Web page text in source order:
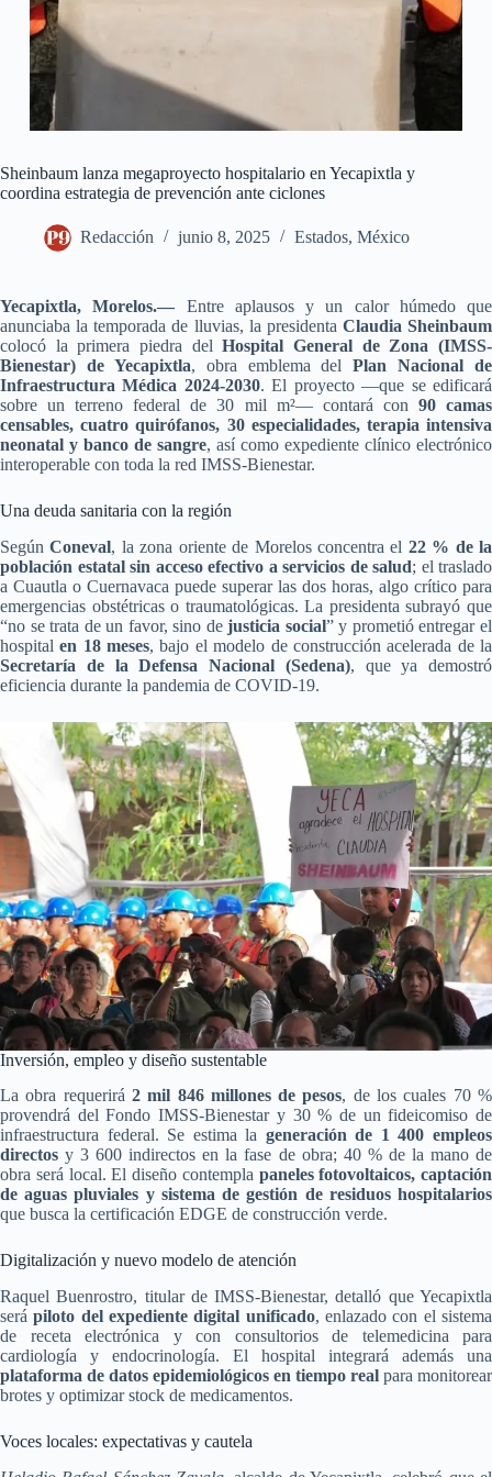
Sheinbaum lanza megaproyecto hospitalario en Yecapixtla y
coordina estrategia de prevención ante ciclones
Redacción junio 8, 2025 Estados, México
Yecapixtla, Morelos.— Entre aplausos y un calor húmedo que
anunciaba la temporada de lluvias, la presidenta Claudia Sheinbaum
colocó la primera piedra delHospital General de Zona (IMSS-
Bienestar) de Yecapixtla, obra emblema delPlan Nacional de
Infraestructura Médica 2024-2030. El proyecto —que se edificará
sobre un terreno federal de 30 mil m²— contará con 90 camas
censables, cuatro quirófanos, 30 especialidades, terapia intensiva
neonatal y banco de sangre, así como expediente clínico electrónico
interoperable con toda la red IMSS-Bienestar.
Una deuda sanitaria con la región
SegúnConeval, la zona oriente de Morelos concentra el 22 % de la
población estatal sin acceso efectivo a servicios de salud; el traslado
a Cuautla o Cuernavaca puede superar las dos horas, algo crítico para
emergencias obstétricas o traumatológicas. La presidenta subrayó que
“no se trata de un favor, sino dejusticia social” y prometió entregar el
hospitalen 18 meses, bajo el modelo de construcción acelerada de la
Secretaría de la Defensa Nacional (Sedena), que ya demostró
eficiencia durante la pandemia de COVID-19.
Inversión, empleo y diseño sustentable
La obra requerirá 2 mil 846 millones de pesos, de los cuales 70 %
provendrá del Fondo IMSS-Bienestar y 30 % de un fideicomiso de
infraestructura federal. Se estima la generación de 1 400 empleos
directos y 3 600 indirectos en la fase de obra; 40 % de la mano de
obra será local. El diseño contempla paneles fotovoltaicos, captación
de aguas pluviales y sistema de gestión de residuos hospitalarios
que busca la certificación EDGE de construcción verde.
Digitalización y nuevo modelo de atención
Raquel Buenrostro, titular de IMSS-Bienestar, detalló que Yecapixtla
serápiloto del expediente digital unificado, enlazado con el sistema
de receta electrónica y con consultorios de telemedicina para
cardiología y endocrinología. El hospital integrará además una
plataforma de datos epidemiológicos en tiempo real para monitorear
brotes y optimizar stock de medicamentos.
Voces locales: expectativas y cautela